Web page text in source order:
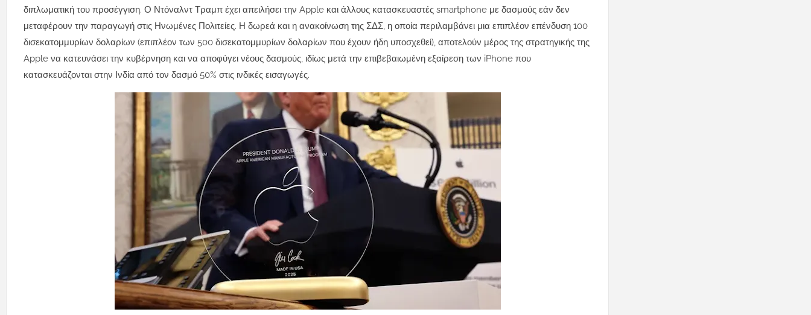
διπλωματική του προσέγγιση. Ο Ντόναλντ Τραμπ έχει απειλήσει την Apple και άλλους κατασκευαστές smartphone με δασμούς εάν δεν
μεταφέρουν την παραγωγή στις Ηνωμένες Πολιτείες. Η δωρεά και η ανακοίνωση της ΣΔΣ, η οποία περιλαμβάνει μια επιπλέον επένδυση 100
δισεκατομμυρίων δολαρίων (επιπλέον των 500 δισεκατομμυρίων δολαρίων που έχουν ήδη υποσχεθεί), αποτελούν μέρος της στρατηγικής της
Apple να κατευνάσει την κυβέρνηση και να αποφύγει νέους δασμούς, ιδίως μετά την επιβεβαιωμένη εξαίρεση των iPhone που
κατασκευάζονται στην Ινδία από τον δασμό 50% στις ινδικές εισαγωγές.